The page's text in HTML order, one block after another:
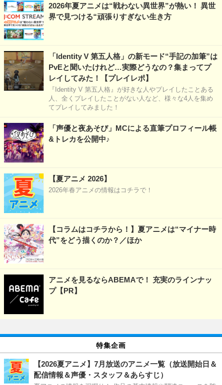
2026年夏アニメは“戦わない異世界”が熱い！ 異世
界で見つける“頑張りすぎない生き方
「Identity V 第五人格」の新モード“手記の加筆”は
PvEと聞いたけれど…実際どうなの？集まってプ
レイしてみた！【プレイレポ】
『Identity V 第五人格』が好きな人やプレイしたことある
人、全くプレイしたことがない人など、様々な4人を集め
てプレイしてみました！
「声優と夜あそび」MCによる直筆プロフィール帳
&トレカを公開中♪
【夏アニメ 2026】
2026年春アニメの情報はコチラで！
【コラムはコチラから！】夏アニメは“マイナー時
代”をどう描くのか？／ほか
アニメを見るならABEMAで！ 充実のラインナッ
プ【PR】
特集企画
【2026夏アニメ】7月放送のアニメ一覧（放送開始日＆
配信情報＆声優・スタッフ＆あらすじ）